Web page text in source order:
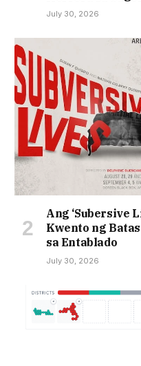
July 30, 2026
Ang ‘Subersive
Kwento ng
sa Entablado
July 30, 2026